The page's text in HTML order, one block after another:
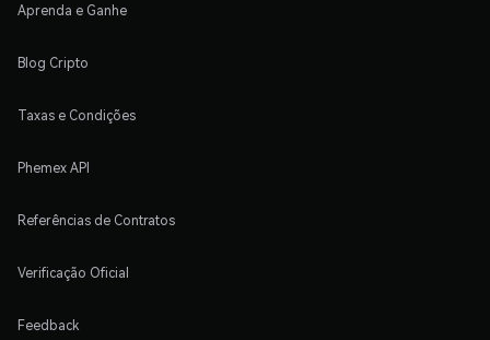
Aprenda e Ganhe
Blog Cripto
Taxas e Condições
Phemex API
Referências de Contratos
Verificação Oficial
Feedback